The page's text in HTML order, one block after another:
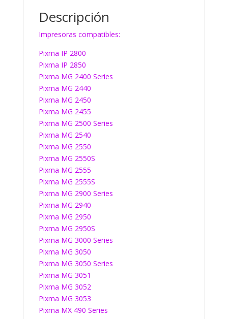
Descripción
Impresoras compatibles:
Pixma IP 2800
Pixma IP 2850
Pixma MG 2400 Series
Pixma MG 2440
Pixma MG 2450
Pixma MG 2455
Pixma MG 2500 Series
Pixma MG 2540
Pixma MG 2550
Pixma MG 2550S
Pixma MG 2555
Pixma MG 2555S
Pixma MG 2900 Series
Pixma MG 2940
Pixma MG 2950
Pixma MG 2950S
Pixma MG 3000 Series
Pixma MG 3050
Pixma MG 3050 Series
Pixma MG 3051
Pixma MG 3052
Pixma MG 3053
Pixma MX 490 Series